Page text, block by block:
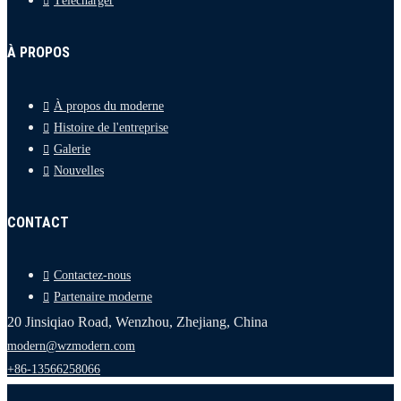
À PROPOS
À propos du moderne
Histoire de l'entreprise
Galerie
Nouvelles
CONTACT
Contactez-nous
Partenaire moderne
20 Jinsiqiao Road, Wenzhou, Zhejiang, China
modern@wzmodern.com
+86-13566258066